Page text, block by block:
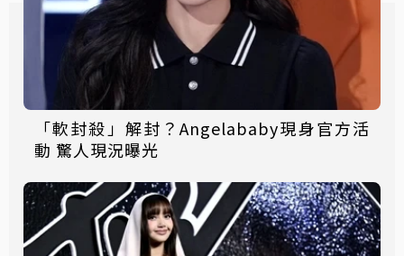
「軟封殺」解封？Angelababy現身官方活
動 驚人現況曝光